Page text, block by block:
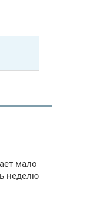
мало
неделю